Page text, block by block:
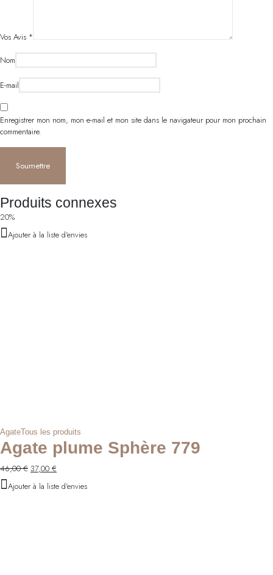
Vos Avis *
Nom
E-mail
Enregistrer mon nom, mon e-mail et mon site dans le navigateur pour mon prochain
commentaire.
Produits connexes
20%
Ajouter à la liste d'envies
AgateTous les produits
Agate plume Sphère 779
46,00€ Le
initial
37,00 €
actuel
Ajouter à la liste d'envies